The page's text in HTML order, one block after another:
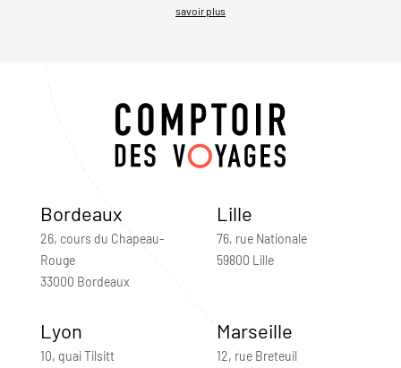
savoir plus
Bordeaux
26, cours du Chapeau-
Rouge
33000 Bordeaux
Lille
76, rue Nationale
59800 Lille
Lyon
10, quai Tilsitt
Marseille
12, rue Breteuil